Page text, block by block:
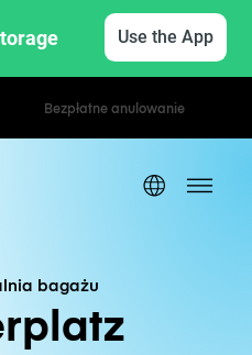
Use the App
/ dzienne
bagażu